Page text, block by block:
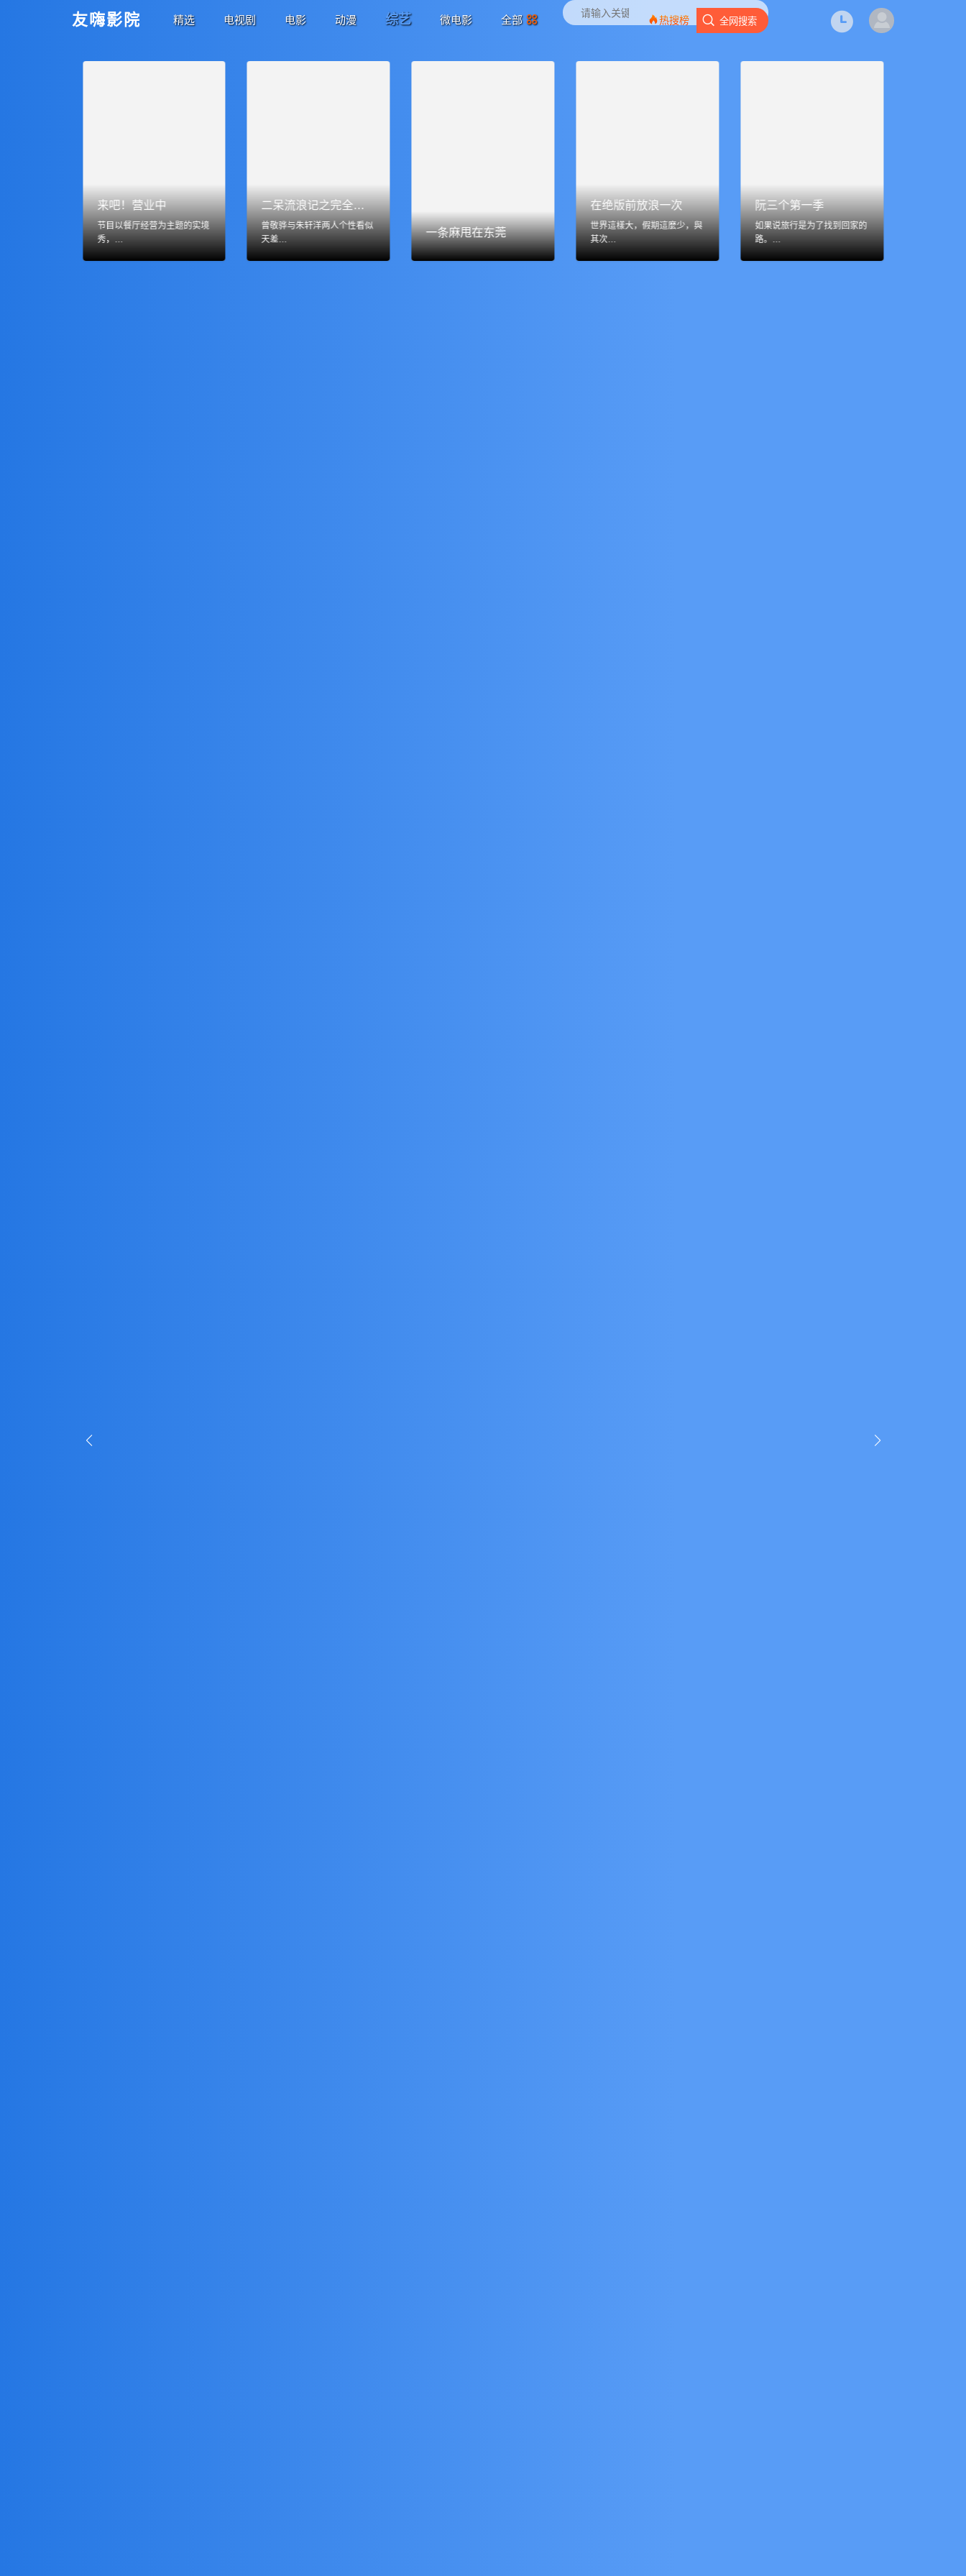
友嗨影院 精选 电视剧 电影 动漫 综艺 微电影 全部 全网搜索
热搜榜
来吧！营业中
节目以餐厅经营为主题的实境
秀，…
二呆流浪记之完全大人手册
曾敬骅与朱轩洋两人个性看似
天差…
一条麻甩在东莞
在绝版前放浪一次
世界這樣大，假期這麼少，與
其次…
阮三个第一季
如果说旅行是为了找到回家的
路。…